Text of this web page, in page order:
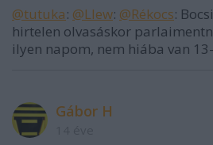
@tutuka: @Llew: @Rékocs:
hirtelen olvasáskor
ilyen napom, nem hiába van
Gábor H